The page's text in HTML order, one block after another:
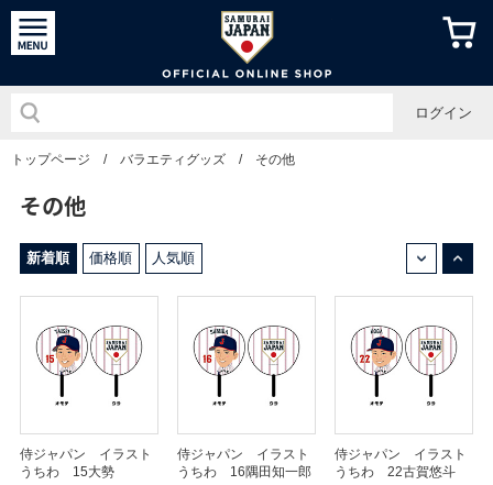
侍ジャパ
ログイン
トップページ / バラエティグッズ / その他
その他
新着順 価格順 人気順
侍ジャパン イラスト
うちわ 15大勢
侍ジャパン イラスト
うちわ 16隅田知一郎
侍ジャパン イラスト
うちわ 22古賀悠斗